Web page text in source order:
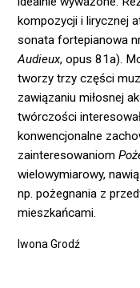
kompozycji i lirycznej
sonata fortepianowa
Audieux, opus 81a).
tworzy trzy części
zawiązaniu miłosnej
twórczości
konwencjonalne
zainteresowaniom
wielowymiarowy,
np. pożegnania z
mieszkańcami.
Iwona Grodź